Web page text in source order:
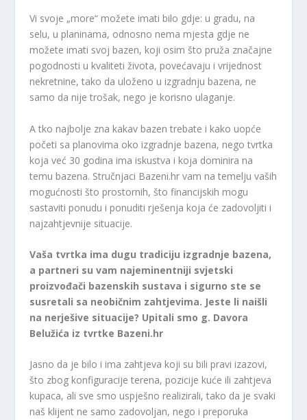
Vi svoje „more“ možete imati bilo gdje: u gradu, na
selu, u planinama, odnosno nema mjesta gdje ne
možete imati svoj bazen, koji osim što pruža značajne
pogodnosti u kvaliteti života, povećavaju i vrijednost
nekretnine, tako da uloženo u izgradnju bazena, ne
samo da nije trošak, nego je korisno ulaganje.
A tko najbolje zna kakav bazen trebate i kako uopće
početi sa planovima oko izgradnje bazena, nego tvrtka
koja već 30 godina ima iskustva i koja dominira na
temu bazena. Stručnjaci Bazeni.hr vam na temelju vaših
mogućnosti što prostornih, što financijskih mogu
sastaviti ponudu i ponuditi rješenja koja će zadovoljiti i
najzahtjevnije situacije.
Vaša tvrtka ima dugu tradiciju izgradnje bazena,
a partneri su vam najeminentniji svjetski
proizvođači bazenskih sustava i sigurno ste se
susretali sa neobičnim zahtjevima. Jeste li naišli
na nerješive situacije? Upitali smo g. Davora
Belužića iz tvrtke Bazeni.hr
Jasno da je bilo i ima zahtjeva koji su bili pravi izazovi,
što zbog konfiguracije terena, pozicije kuće ili zahtjeva
kupaca, ali sve smo uspješno realizirali, tako da je svaki
naš klijent ne samo zadovoljan, nego i preporuka